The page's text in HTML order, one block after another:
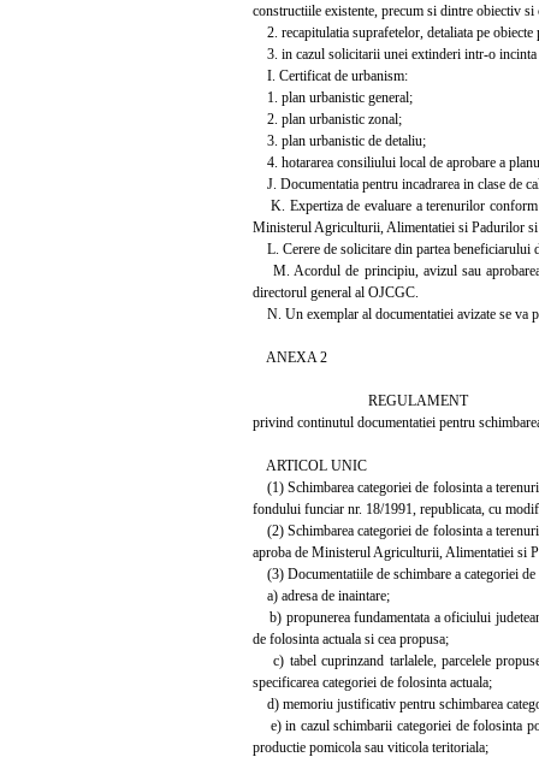
constructiile existente, precum si dintre obiectiv si
2. recapitulatia suprafetelor, detaliata pe
3. in cazul solicitarii unei extinderi intr-o incinta
I. Certificat de urbanism:
1. plan urbanistic general;
2. plan urbanistic zonal;
3. plan urbanistic de detaliu;
4. hotararea consiliului local de aprobare a
J. Documentatia pentru incadrarea in clase de
K. Expertiza de evaluare a terenurilor conform
Ministerul Agriculturii, Alimentatiei si Padurilor
L. Cerere de solicitare din partea beneficiarului
M. Acordul de principiu, avizul sau
directorul general al OJCGC.
N. Un exemplar al documentatiei avizate se va
ANEXA 2
REGULAMENT
privind continutul documentatiei pentru
ARTICOL UNIC
(1) Schimbarea categoriei de folosinta a
fondului funciar nr. 18/1991, republicata, cu
(2) Schimbarea categoriei de folosinta a
aproba de Ministerul Agriculturii, Alimentatiei si
(3) Documentatiile de schimbare a categoriei
a) adresa de inaintare;
b) propunerea fundamentata a oficiului
de folosinta actuala si cea propusa;
c) tabel cuprinzand tarlalele, parcelele
specificarea categoriei de folosinta actuala;
d) memoriu justificativ pentru schimbarea
e) in cazul schimbarii categoriei de folosinta
productie pomicola sau viticola teritoriala;